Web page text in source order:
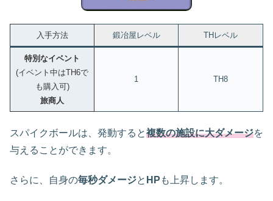
入手方法 鍛冶屋レベル THレベル
特別なイベント
(イベント中はTH6で
も購入可)
旅商人
1 TH8
スパイクボールは、発動すると複数の施設に大ダメージを
与えることができます。
さらに、自身の毎秒ダメージと HP も上昇します。